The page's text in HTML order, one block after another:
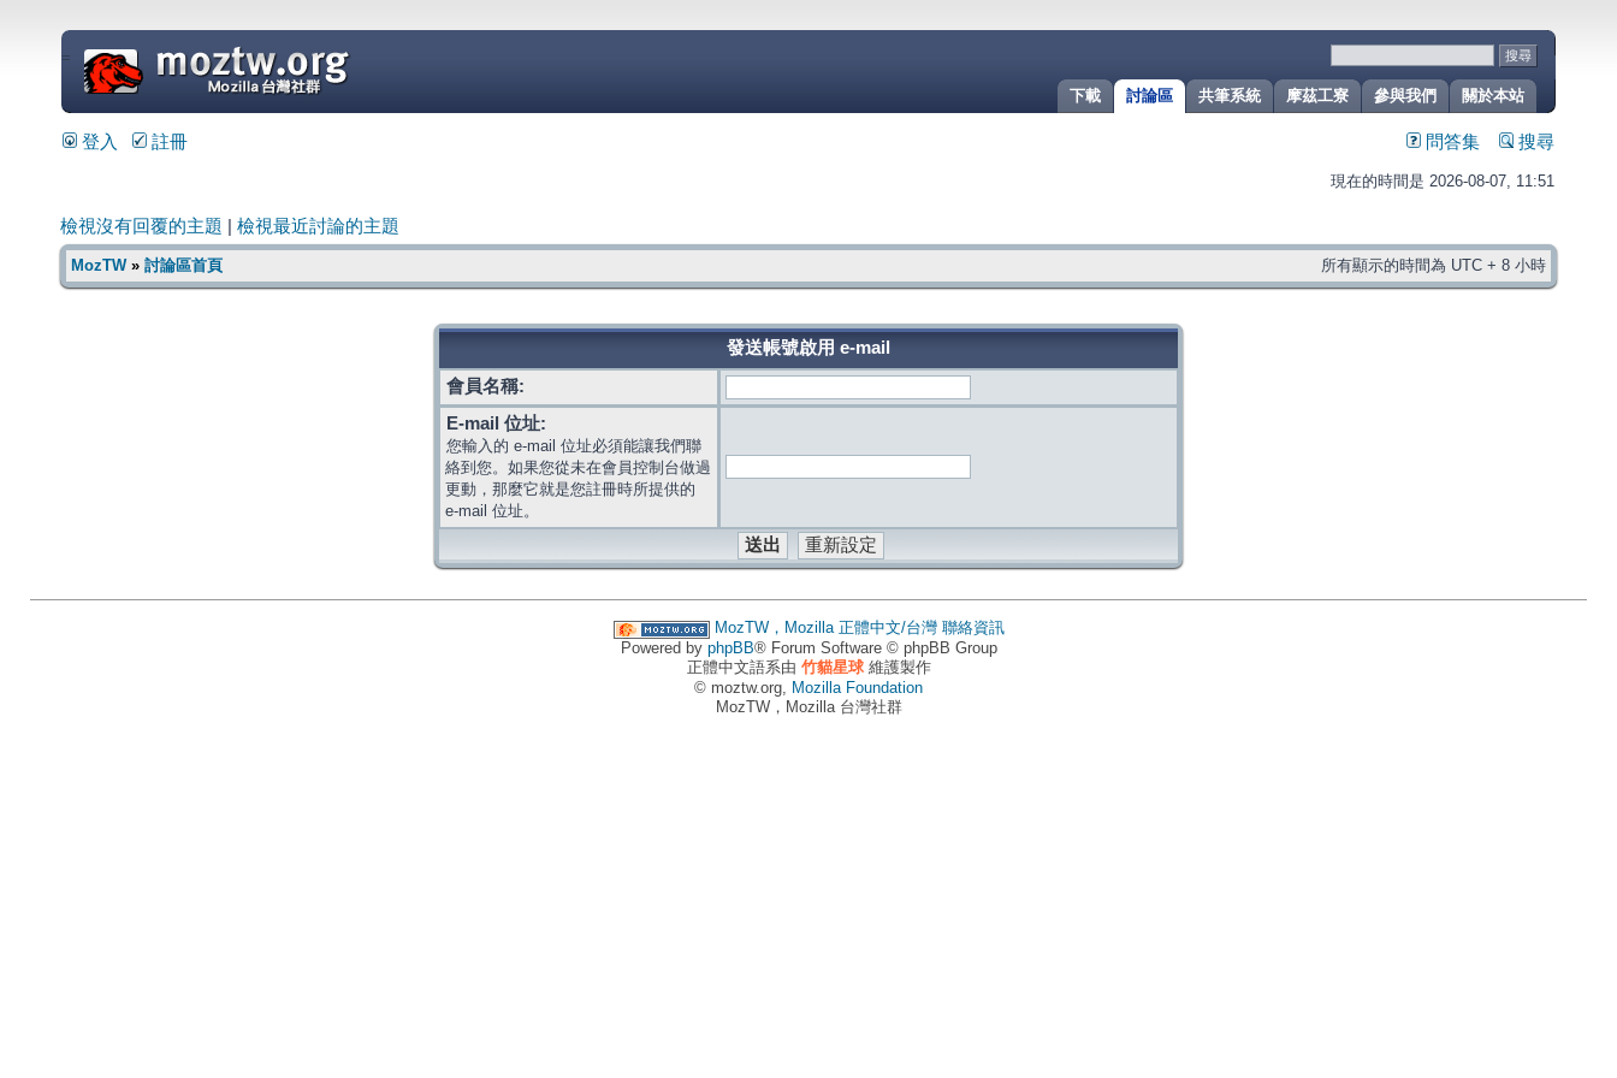
關於本站
參與我們
摩茲工寮
共筆系統
討論區
下載
=
登入 註冊 問答集 搜尋
現在的時間是 2026-08-07, 11:51
檢視沒有回覆的主題 檢視最近討論的主題
MozTW» 討論區首頁 所有顯示的時間為 UTC + 8 小時
發送帳號啟用 e-mail
會員名稱:
E-mail 位址:
您輸入的 e-mail 位址必須能讓我們聯
絡到您。如果您從未在會員控制台做過
更動，那麼它就是您註冊時所提供的
e-mail 位址。
MozTW，Mozilla 正體中文/台灣 聯絡資訊
Powered by phpBB® Forum Software © phpBB Group
正體中文語系由 竹貓星球維護製作
© moztw.org, Mozilla Foundation
MozTW，Mozilla 台灣社群